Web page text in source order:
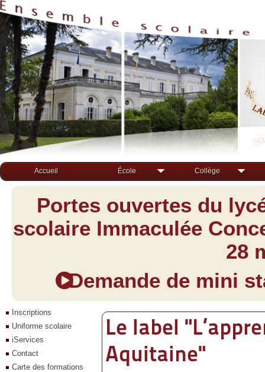
Accueil École Collège
Portes ouvertes du
scolaire Immaculée
28
Demande de mini
Inscriptions
Uniforme scolaire
iServices
Contact
Carte des formations
Le label
Aquitaine"